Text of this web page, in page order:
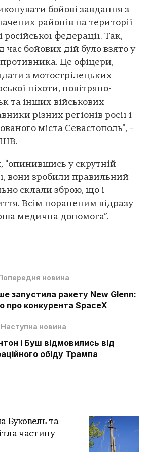
бойові завдання з
районів на території
російської федерації. Так,
бойових дій було взято у
Це офіцери,
з мотострілецьких
піхоти, повітряно-
та інших військових
різних регіонів росії і
міста Севастополь”, –
“опинившись у скрутній
вони зробили правильний
склали зброю, що і
Всім пораненим відразу
медична допомога”.
новина
запустила ракету New Glenn:
про конкурента SpaceX
Наступна новина
і Буш відмовились від
обіду Трампа
Буковель та
частину